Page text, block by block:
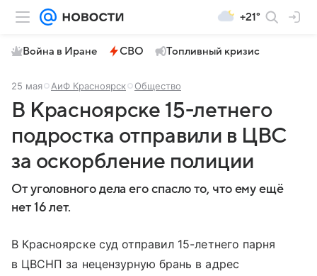
+21°
Война в Иране СВО Топливный кризис
25 мая АиФ Красноярск Общество
В Красноярске 15-летнего
подростка отправили в ЦВС
за оскорбление полиции
От уголовного дела его спасло то, что ему ещё
нет 16 лет.
В Красноярске суд отправил 15-летнего парня
в ЦВСНП за нецензурную брань в адрес